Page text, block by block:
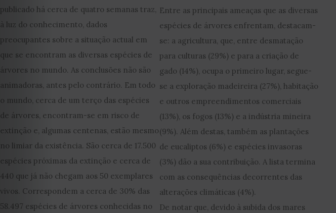
EDIÇÃO
DE
JULHO
2026
2025
publicado há cerca de quatro semanas traz,
à luz do conhecimento, dados
preocupantes sobre a situação actual em
que se encontram as diversas espécies de
árvores no mundo. As conclusões não são
animadoras, antes pelo contrário. Em todo
o mundo, cerca de um terço das espécies
de árvores, encontram-se em risco de
extinção e, algumas centenas, estão mesmo
no limiar da existência. São cerca de 17.500
espécies próximas da extinção e cerca de
440 que já não chegam aos 50 exemplares
vivos. Correspondem a cerca de 30% das
58.497 espécies de árvores conhecidas no
Entre as principais ameaças que as diversas
espécies de árvores enfrentam, destacam-
se: a agricultura, que, entre desmatação
para culturas (29%) e para a criação de
gado (14%), ocupa o primeiro lugar, segue-
se a exploração madeireira (27%), habitação
e outros empreendimentos comerciais
(13%), os fogos (13%) e a indústria mineira
(9%). Além destas, também as plantações
de eucaliptos (6%) e espécies invasoras
(3%) dão a sua contribuição. A lista termina
com as consequências decorrentes das
alterações climáticas (4%).
De notar que, devido à subida dos mares